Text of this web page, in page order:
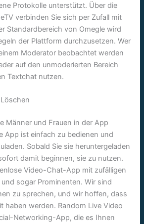
Protokolle unterstützt. Über die
verbinden Sie sich per Zufall mit
Standardbereich von Omegle wird
der Plattform durchzusetzen. Wer
Moderator beobachtet werden
auf den unmoderierten Bereich
Textchat nutzen.
Männer und Frauen in der App
App ist einfach zu bedienen und
Sobald Sie sie heruntergeladen
damit beginnen, sie zu nutzen.
Video-Chat-App mit zufälligen
sogar Prominenten. Wir sind
zu sprechen, und wir hoffen, dass
haben werden. Random Live Video
Networking-App, die es Ihnen